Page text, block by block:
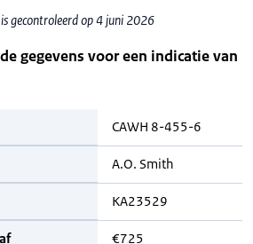
gecontroleerd op 4 juni 2026
gegevens voor een indicatie van
CAWH 8-455-6
A.O. Smith
KA23529
€725